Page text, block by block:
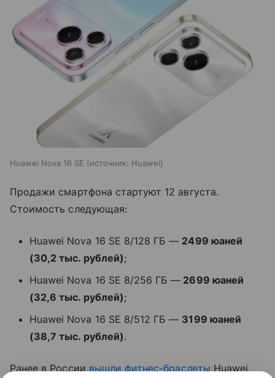
Huawei Nova 16 SE источник: Huawei
Продажи смартфона стартуют 12 августа.
Стоимость следующая:
Huawei Nova 16 SE 8/128 ГБ — 2499 юаней
(30,2 тыс. рублей);
Huawei Nova 16 SE 8/256 ГБ — 2699 юаней
(32,6 тыс. рублей);
Huawei Nova 16 SE 8/512 ГБ — 3199 юаней
(38,7 тыс. рублей).
Ранее в России вышли фитнес-браслеты Huawei